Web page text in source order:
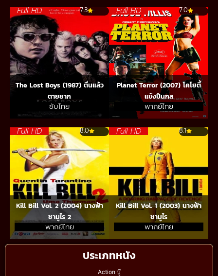
ประเภทหนัง
Action บู๊
Full HD 7.3
The Lost Boys (1987) ตื่นแล้ว
ตายยาก
ซับไทย
Full HD 7.0
Planet Terror (2007) โคโยตี้
แข้งปืนกล
พากย์ไทย
Full HD 8.0
Kill Bill Vol. 2 (2004) นางฟ้า
ซามูไร 2
พากย์ไทย
Full HD 8.1
Kill Bill Vol. 1 (2003) นางฟ้า
ซามูไร
พากย์ไทย